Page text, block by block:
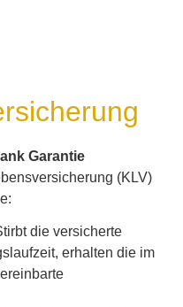
Garantie
(KLV)
die versicherte
erhalten die im